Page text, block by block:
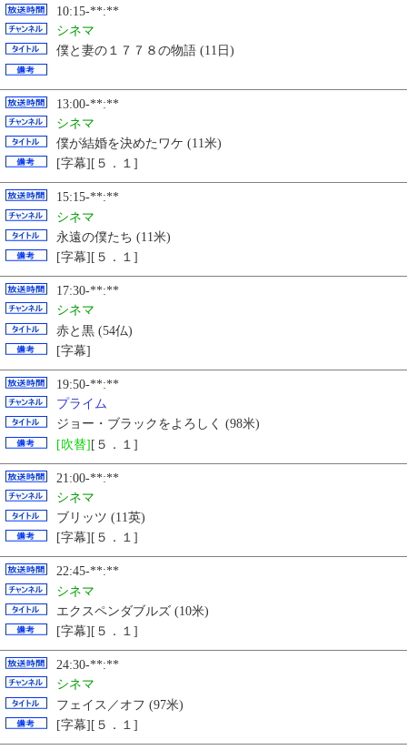
10:15-**:**
シネマ
僕と妻の１７７８の物語 (11日)
13:00-**:**
シネマ
僕が結婚を決めたワケ (11米)
[字幕][５．１]
15:15-**:**
シネマ
永遠の僕たち (11米)
[字幕][５．１]
17:30-**:**
シネマ
赤と黒 (54仏)
[字幕]
19:50-**:**
プライム
ジョー・ブラックをよろしく (98米)
[吹替][５．１]
21:00-**:**
シネマ
ブリッツ (11英)
[字幕][５．１]
22:45-**:**
シネマ
エクスペンダブルズ (10米)
[字幕][５．１]
24:30-**:**
シネマ
フェイス／オフ (97米)
[字幕][５．１]